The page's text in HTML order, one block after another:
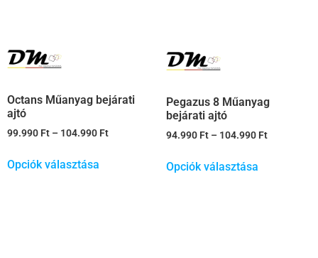
Octans Műanyag bejárati
ajtó
99.990 Ft – 104.990 Ft
Opciók választása
Pegazus 8 Műanyag
bejárati ajtó
94.990 Ft – 104.990 Ft
Opciók választása